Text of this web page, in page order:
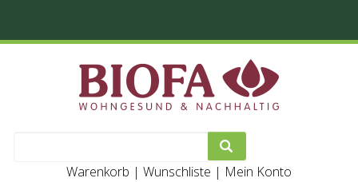
Warenkorb | Wunschliste | Mein Konto